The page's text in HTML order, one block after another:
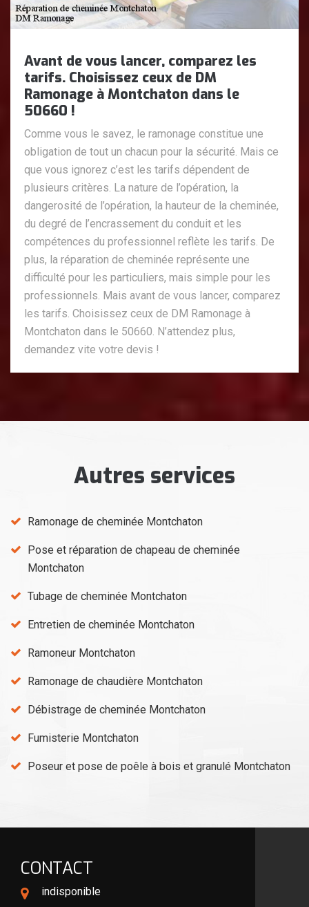
Avant de vous lancer, comparez les
tarifs. Choisissez ceux de DM
Ramonage à Montchaton dans le
50660 !
Comme vous le savez, le ramonage constitue une
obligation de tout un chacun pour la sécurité. Mais ce
que vous ignorez c’est les tarifs dépendent de
plusieurs critères. La nature de l’opération, la
dangerosité de l’opération, la hauteur de la cheminée,
du degré de l’encrassement du conduit et les
compétences du professionnel reflète les tarifs. De
plus, la réparation de cheminée représente une
difficulté pour les particuliers, mais simple pour les
professionnels. Mais avant de vous lancer, comparez
les tarifs. Choisissez ceux de DM Ramonage à
Montchaton dans le 50660. N’attendez plus,
demandez vite votre devis !
Autres services
Ramonage de cheminée Montchaton
Pose et réparation de chapeau de cheminée
Montchaton
Tubage de cheminée Montchaton
Entretien de cheminée Montchaton
Ramoneur Montchaton
Ramonage de chaudière Montchaton
Débistrage de cheminée Montchaton
Fumisterie Montchaton
Poseur et pose de poêle à bois et granulé Montchaton
CONTACT
indisponible